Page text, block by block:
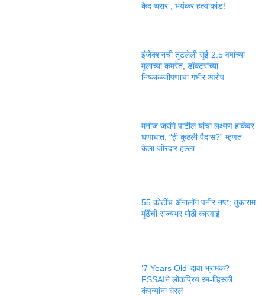
कैद थरार , भयंकर हत्याकांड!
इंजेक्शनची तुटलेली सुई 2.5 वर्षांच्या
मुलाच्या कमरेत; डॉक्टरांच्या
निष्काळजीपणाचा गंभीर आरोप
मनोज जरांगे पाटील यांचा लक्ष्मण हाकेंवर
घणाघात; “ही कुठली पैदास?” म्हणत
केला जोरदार हल्ला
55 कोटींचं ॲनालॉग पनीर नष्ट; तुकाराम
मुंढेंची राज्यभर मोठी कारवाई
‘7 Years Old’ दावा भ्रामक?
FSSAIने लोकप्रिय रम-व्हिस्की
कंपन्यांना घेरलं